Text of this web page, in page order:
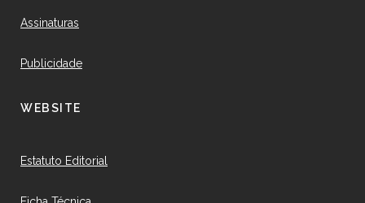
Assinaturas
Publicidade
WEBSITE
Estatuto Editorial